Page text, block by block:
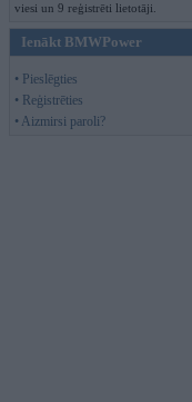
viesi un 9 reģistrēti lietotāji.
Ienākt BMWPower
• Pieslēgties
• Reģistrēties
• Aizmirsi paroli?